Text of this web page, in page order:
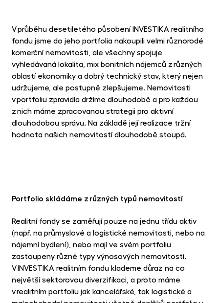
V průběhu desetiletého působení INVESTIKA realitního
fondu jsme do jeho portfolia nakoupili velmi různorodé
komerční nemovitosti, ale všechny spojuje
vyhledávaná lokalita, mix bonitních nájemců z různých
oblastí ekonomiky a dobrý technický stav, který nejen
udržujeme, ale postupně zlepšujeme. Nemovitosti
v portfoliu zpravidla držíme dlouhodobě a pro každou
z nich máme zpracovanou strategii pro aktivní
dlouhodobou správu. Na základě její realizace tržní
hodnota našich nemovitostí dlouhodobě stoupá.
Portfolio skládáme z různých typů nemovitostí
Realitní fondy se zaměřují pouze na jednu třídu aktiv
(např. na průmyslové a logistické nemovitosti, nebo na
nájemní bydlení), nebo mají ve svém portfoliu
zastoupeny různé typy výnosových nemovitostí.
V INVESTIKA realitním fondu klademe důraz na co
největší sektorovou diverzifikaci, a proto máme
v realitním portfoliu jak kancelářské, tak logistické a